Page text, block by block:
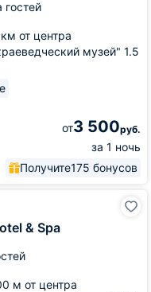
гостей
от центра
музей" 1.5
от3 500руб.
за 1 ночь
Получите175 бонусов
& Spa
м от центра